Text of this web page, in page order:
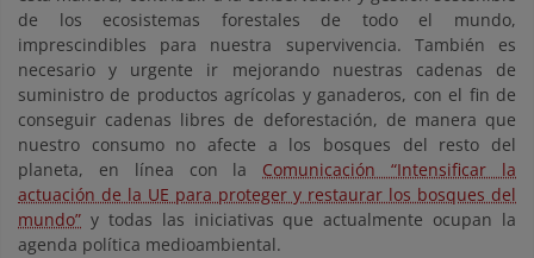
de los ecosistemas forestales de todo el mundo,
imprescindibles para nuestra supervivencia. También es
necesario y urgente ir mejorando nuestras cadenas de
suministro de productos agrícolas y ganaderos, con el fin de
conseguir cadenas libres de deforestación, de manera que
nuestro consumo no afecte a los bosques del resto del
planeta, en línea con la Comunicación “Intensificar la
actuación de la UE para proteger y restaurar los bosques del
mundo” y todas las iniciativas que actualmente ocupan la
agenda política medioambiental.